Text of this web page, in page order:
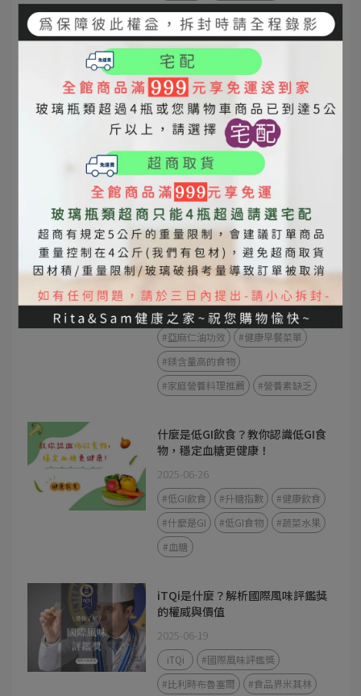
苦茶油 vs 橄欖油差異｜發煙點、
營養價值、料理方式完整解析
2025-09-04
#苦茶油
#橄欖油
苦茶油 vs 橄欖油
苦茶油與橄欖油差異
苦茶油功效
橄欖油功效
苦茶油營養價值
橄欖油營養價值
東方橄欖油
全家人常常累？搞不好不是缺睡，
是缺這幾樣營養素！
2025-06-30
#植物性補鐵食物
#苦茶油營養
#亞麻仁油功效
#健康早餐菜單
#鎂含量高的食物
#家庭營養料理推薦
#營養素缺乏
什麼是低GI飲食？教你認識低GI食
物，穩定血糖更健康！
2025-06-26
#低GI飲食 #升糖指數
#健康飲食
#什麼是GI
#低GI食物
#蔬菜水果
#血糖
iTQi是什麼？解析國際風味評鑑獎
的權威與價值
2025-06-19
iTQi
#國際風味評鑑獎
#比利時布魯塞爾
#食品界米其林